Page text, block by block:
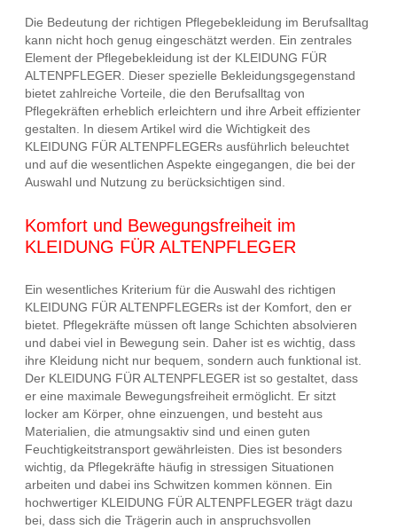
Die Bedeutung der richtigen Pflegebekleidung im Berufsalltag
kann nicht hoch genug eingeschätzt werden. Ein zentrales
Element der Pflegebekleidung ist der KLEIDUNG FÜR
ALTENPFLEGER. Dieser spezielle Bekleidungsgegenstand
bietet zahlreiche Vorteile, die den Berufsalltag von
Pflegekräften erheblich erleichtern und ihre Arbeit effizienter
gestalten. In diesem Artikel wird die Wichtigkeit des
KLEIDUNG FÜR ALTENPFLEGERs ausführlich beleuchtet
und auf die wesentlichen Aspekte eingegangen, die bei der
Auswahl und Nutzung zu berücksichtigen sind.
Komfort und Bewegungsfreiheit im
KLEIDUNG FÜR ALTENPFLEGER
Ein wesentliches Kriterium für die Auswahl des richtigen
KLEIDUNG FÜR ALTENPFLEGERs ist der Komfort, den er
bietet. Pflegekräfte müssen oft lange Schichten absolvieren
und dabei viel in Bewegung sein. Daher ist es wichtig, dass
ihre Kleidung nicht nur bequem, sondern auch funktional ist.
Der KLEIDUNG FÜR ALTENPFLEGER ist so gestaltet, dass
er eine maximale Bewegungsfreiheit ermöglicht. Er sitzt
locker am Körper, ohne einzuengen, und besteht aus
Materialien, die atmungsaktiv sind und einen guten
Feuchtigkeitstransport gewährleisten. Dies ist besonders
wichtig, da Pflegekräfte häufig in stressigen Situationen
arbeiten und dabei ins Schwitzen kommen können. Ein
hochwertiger KLEIDUNG FÜR ALTENPFLEGER trägt dazu
bei, dass sich die Trägerin auch in anspruchsvollen